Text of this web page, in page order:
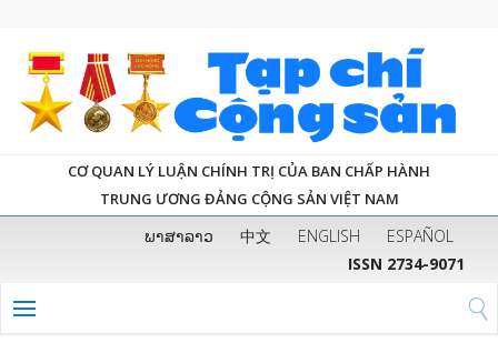
CƠ QUAN LÝ LUẬN CHÍNH TRỊ CỦA BAN CHẤP HÀNH
TRUNG ƯƠNG ĐẢNG CỘNG SẢN VIỆT NAM
ພາສາລາວ 中文 ENGLISH
ESPAÑOL
ISSN 2734-9071